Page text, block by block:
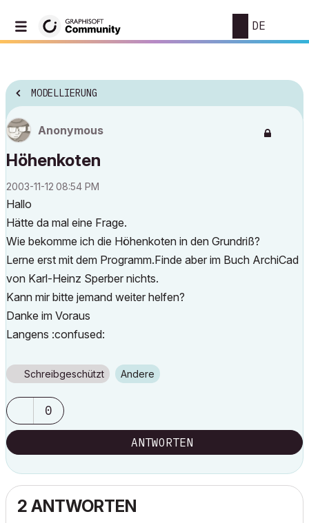
DE
MODELLIERUNG
Anonymous
Höhenkoten
‎2003-11-12 08:54 PM
Hallo
Hätte da mal eine Frage.
Wie bekomme ich die Höhenkoten in den Grundriß?
Lerne erst mit dem Programm.Finde aber im Buch ArchiCad
von Karl-Heinz Sperber nichts.
Kann mir bitte jemand weiter helfen?
Danke im Voraus
Langens :confused:
Schreibgeschützt Andere
0
ANTWORTEN
2 ANTWORTEN